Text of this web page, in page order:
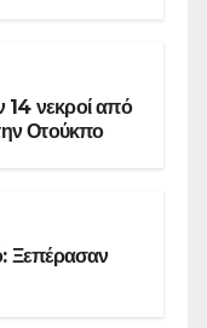
14 νεκροί από
Οτούκπο
Ξεπέρασαν